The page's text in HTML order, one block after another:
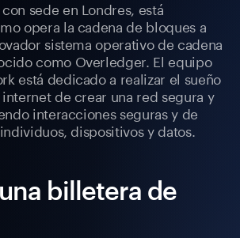
sede en Londres, está
opera la cadena de bloques a
sistema operativo de cadena
como Overledger. El equipo
está dedicado a realizar el sueño
de crear una red segura y
interacciones seguras y de
dispositivos y datos.
billetera de